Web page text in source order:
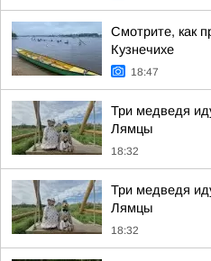
Смотрите, как
Кузнечихе
18:47
Три медведя
Лямцы
18:32
Три медведя
Лямцы
18:32